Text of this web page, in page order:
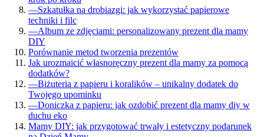
—Szkatułka na drobiazgi: jak wykorzystać papierowe
techniki i filc
—Album ze zdjęciami: personalizowany prezent dla mamy
DIY
Porównanie metod tworzenia prezentów
Jak urozmaicić własnoręczny prezent dla mamy za pomocą
dodatków?
—Biżuteria z papieru i koralików – unikalny dodatek do
Twojego upominku
—Doniczka z papieru: jak ozdobić prezent dla mamy diy w
duchu eko
Mamy DIY: jak przygotować trwały i estetyczny podarunek